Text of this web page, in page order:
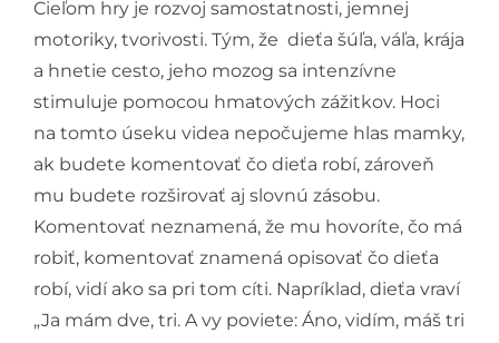
Podporte nás
Cieľom hry je rozvoj samostatnosti, jemnej
motoriky, tvorivosti. Tým, že dieťa šúľa, váľa, krája
a hnetie cesto, jeho mozog sa intenzívne
stimuluje pomocou hmatových zážitkov. Hoci
na tomto úseku videa nepočujeme hlas mamky,
ak budete komentovať čo dieťa robí, zároveň
mu budete rozširovať aj slovnú zásobu.
Komentovať neznamená, že mu hovoríte, čo má
robiť, komentovať znamená opisovať čo dieťa
robí, vidí ako sa pri tom cíti. Napríklad, dieťa vraví
„Ja mám dve, tri. A vy poviete: Áno, vidím, máš tri